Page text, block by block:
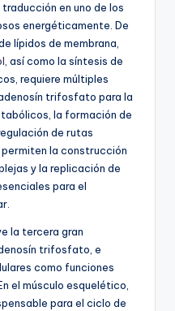
en uno de los
energéticamente. De
lípidos de membrana,
, así como la síntesis de
requiere múltiples
trifosfato para la
la formación de
de rutas
la construcción
y la replicación de
para el
la tercera gran
trifosfato, e
como funciones
el músculo esquelético,
para el ciclo de